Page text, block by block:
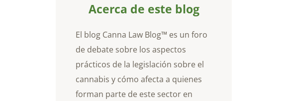
Acerca de este blog
El blog Canna Law Blog™ es un foro
de debate sobre los aspectos
prácticos de la legislación sobre el
cannabis y cómo afecta a quienes
forman parte de este sector en